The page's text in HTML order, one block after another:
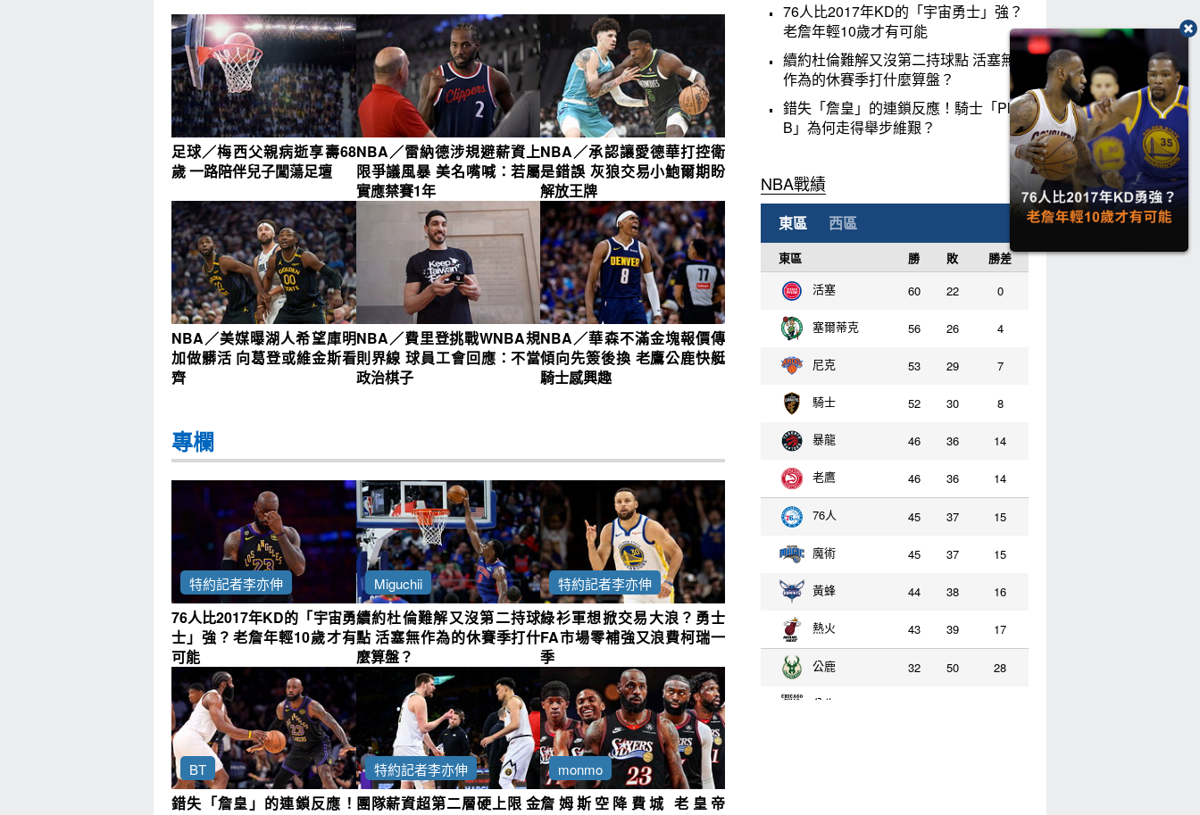
足球／梅西父親病逝享壽68
歲 一路陪伴兒子闖蕩足壇
NBA／雷納德涉規避薪資上
限爭議風暴 美名嘴喊：若屬
實應禁賽1年
NBA／承認讓愛德華打控衛
是錯誤 灰狼交易小鮑爾期盼
解放王牌
NBA／美媒曝湖人希望庫明
加做髒活 向葛登或維金斯看
齊
NBA／費里登挑戰WNBA規
則界線 球員工會回應：不當
政治棋子
NBA／華森不滿金塊報價傳
傾向先簽後換 老鷹公鹿快艇
騎士感興趣
專欄
特約記者李亦伸
76人比2017年KD的「宇宙勇
士」強？老詹年輕10歲才有
可能
Miguchii
續約杜倫難解又沒第二持球
點 活塞無作為的休賽季打什
麼算盤？
特約記者李亦伸
綠衫軍想掀交易大浪？勇士
FA市場零補強又浪費柯瑞一
季
BT
錯失「詹皇」的連鎖反應！
特約記者李亦伸
團隊薪資超第二層硬上限 金
monmo
詹姆斯空降費城 老皇帝
76人比2017年KD的「宇宙勇士」強？
老詹年輕10歲才有可能
續約杜倫難解又沒第二持球點 活塞無
作為的休賽季打什麼算盤？
錯失「詹皇」的連鎖反應！騎士「Plan
B」為何走得舉步維艱？